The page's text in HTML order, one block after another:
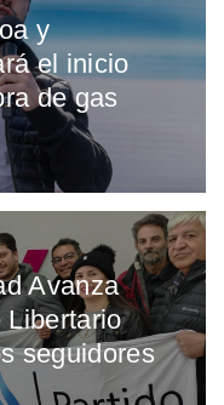
y
el inicio
de gas
Avanza
Libertario
seguidores